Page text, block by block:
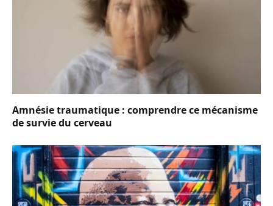
Amnésie traumatique : comprendre ce mécanisme
de survie du cerveau